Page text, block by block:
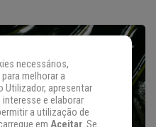
necessários,
melhorar a
Utilizador, apresentar
e elaborar
a utilização de